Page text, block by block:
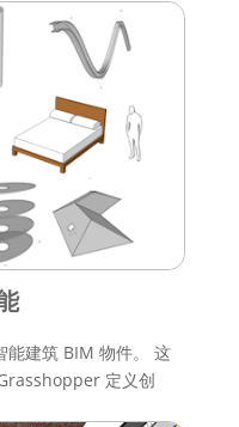
能建筑 BIM 物件。 这
定义创